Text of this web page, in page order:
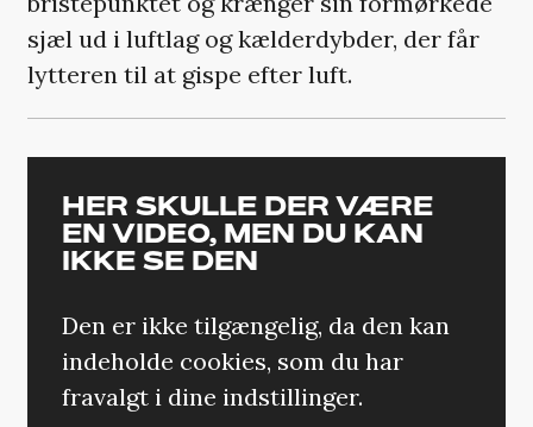
sjæl ud i luftlag og kælderdybder, der får
lytteren til at gispe efter luft.
HER SKULLE DER VÆRE
EN VIDEO, MEN DU KAN
IKKE SE DEN
Den er ikke tilgængelig, da den kan
indeholde cookies, som du har
fravalgt i dine indstillinger.